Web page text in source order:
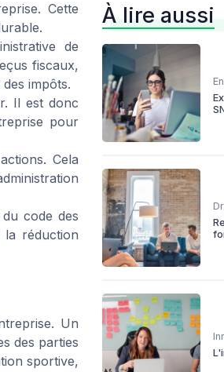
Cette
de
fiscaux,
impôts.
Il est donc
pour
Cela
code des
la réduction
Un
des parties
sportive,
À lire aussi